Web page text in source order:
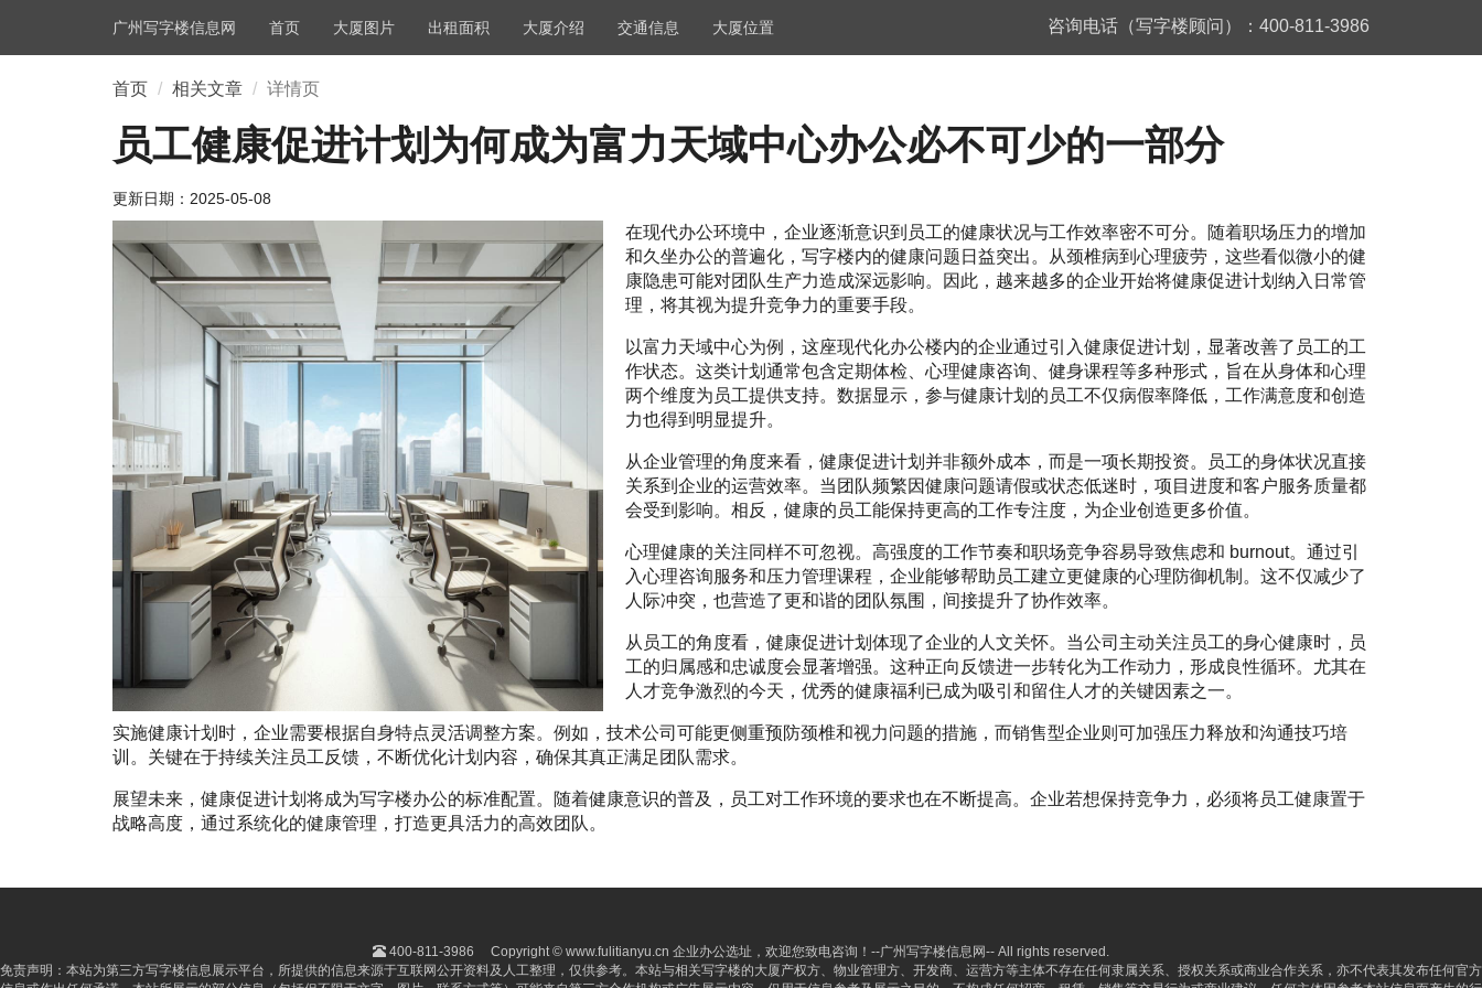
广州写字楼信息网 首页 大厦图片 出租面积 大厦介绍 交通信息 大厦位置 咨询电话（写字楼顾问）：400-811-3986
首页 相关文章 详情页
员工健康促进计划为何成为富力天域中心办公必不可少的一部分
更新日期： 2025-05-08
在现代办公环境中，企业逐渐意识到员工的健康状况与工作效率密不可分。随着职场压力的增加
和久坐办公的普遍化，写字楼内的健康问题日益突出。从颈椎病到心理疲劳，这些看似微小的健
康隐患可能对团队生产力造成深远影响。因此，越来越多的企业开始将健康促进计划纳入日常管
理，将其视为提升竞争力的重要手段。
以富力天域中心为例，这座现代化办公楼内的企业通过引入健康促进计划，显著改善了员工的工
作状态。这类计划通常包含定期体检、心理健康咨询、健身课程等多种形式，旨在从身体和心理
两个维度为员工提供支持。数据显示，参与健康计划的员工不仅病假率降低，工作满意度和创造
力也得到明显提升。
从企业管理的角度来看，健康促进计划并非额外成本，而是一项长期投资。员工的身体状况直接
关系到企业的运营效率。当团队频繁因健康问题请假或状态低迷时，项目进度和客户服务质量都
会受到影响。相反，健康的员工能保持更高的工作专注度，为企业创造更多价值。
心理健康的关注同样不可忽视。高强度的工作节奏和职场竞争容易导致焦虑和 burnout。通过引
入心理咨询服务和压力管理课程，企业能够帮助员工建立更健康的心理防御机制。这不仅减少了
人际冲突，也营造了更和谐的团队氛围，间接提升了协作效率。
从员工的角度看，健康促进计划体现了企业的人文关怀。当公司主动关注员工的身心健康时，员
工的归属感和忠诚度会显著增强。这种正向反馈进一步转化为工作动力，形成良性循环。尤其在
人才竞争激烈的今天，优秀的健康福利已成为吸引和留住人才的关键因素之一。
实施健康计划时，企业需要根据自身特点灵活调整方案。例如，技术公司可能更侧重预防颈椎和视力问题的措施，而销售型企业则可加强压力释放和沟通技巧培
训。关键在于持续关注员工反馈，不断优化计划内容，确保其真正满足团队需求。
展望未来，健康促进计划将成为写字楼办公的标准配置。随着健康意识的普及，员工对工作环境的要求也在不断提高。企业若想保持竞争力，必须将员工健康置于
战略高度，通过系统化的健康管理，打造更具活力的高效团队。
400-811-3986
Copyright © www.fulitianyu.cn 企业办公选址，欢迎您致电咨询！--广州写字楼信息网-- All rights reserved.
免责声明：本站为第三方写字楼信息展示平台，所提供的信息来源于互联网公开资料及人工整理，仅供参考。本站与相关写字楼的大厦产权方、物业管理方、开发商、运营方等主体不存在任何隶属关系、授权关系或商业合作关系，亦不代表其发布任何官方